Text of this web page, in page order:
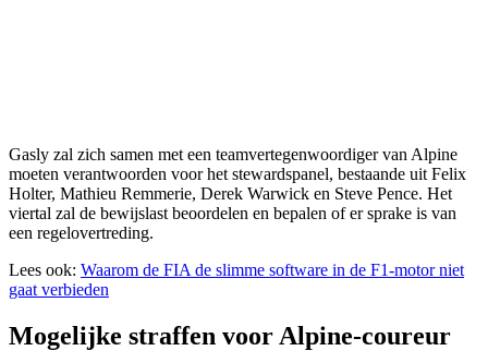
Gasly zal zich samen met een teamvertegenwoordiger van Alpine
moeten verantwoorden voor het stewardspanel, bestaande uit Felix
Holter, Mathieu Remmerie, Derek Warwick en Steve Pence. Het
viertal zal de bewijslast beoordelen en bepalen of er sprake is van
een regelovertreding.
Lees ook: Waarom de FIA de slimme software in de F1-motor niet
gaat verbieden
Mogelijke straffen voor Alpine-coureur